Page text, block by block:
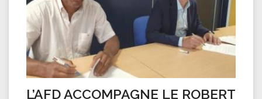
L’AFD ACCOMPAGNE LE ROBERT